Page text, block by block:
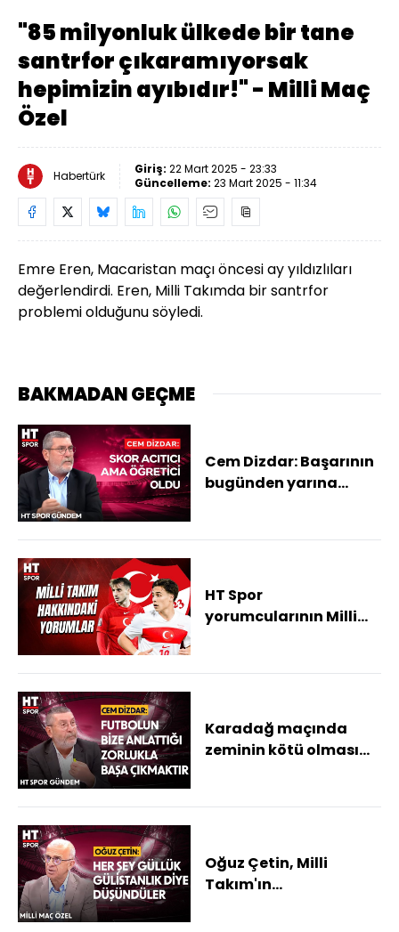
"85 milyonluk ülkede bir tane
santrfor çıkaramıyorsak
hepimizin ayıbıdır!" - Milli Maç
Özel
Habertürk Giriş: 22 Mart 2025 - 23:33
Güncelleme: 23 Mart 2025 - 11:34
Emre Eren, Macaristan maçı öncesi ay yıldızlıları
değerlendirdi. Eren, Milli Takımda bir santrfor
problemi olduğunu söyledi.
BAKMADAN GEÇME
Cem Dizdar: Başarının
bugünden yarına
HT Spor
yorumcularının Milli
Karadağ maçında
zeminin kötü olması
Oğuz Çetin, Milli
Takım'ın